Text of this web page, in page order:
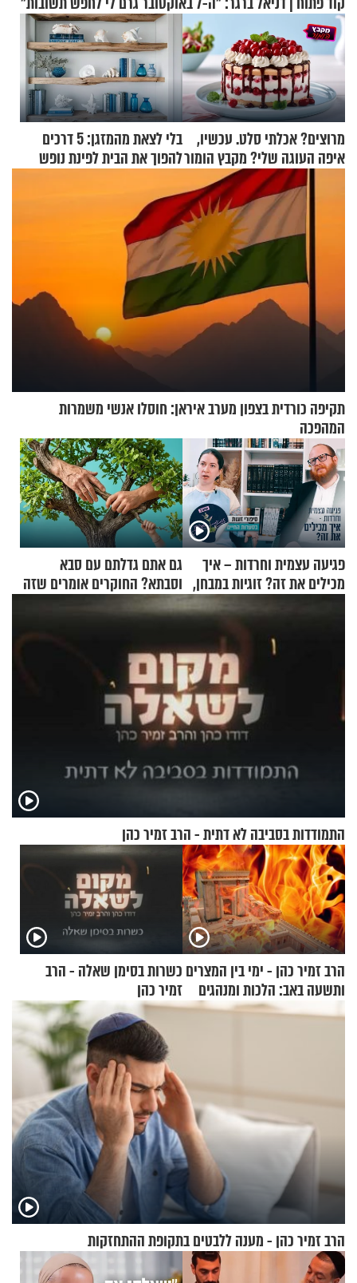
מרוצים? אכלתי סלט. עכשיו,
איפה העוגה שלי? מקבץ הומור
כייפי מספר 1
בלי לצאת מהמזגן: 5 דרכים
להפוך את הבית לפינת נופש
תקיפה כורדית בצפון מערב איראן: חוסלו אנשי משמרות
המהפכה
פגיעה עצמית וחרדות – איך
מכילים את זה? זוגיות במבחן,
הפעם עם יהודית ואלתר כהן
גם אתם גדלתם עם סבא
וסבתא? החוקרים אומרים שזה
מתכון מנצח
התמודדות בסביבה לא דתית - הרב זמיר כהן
הרב זמיר כהן - ימי בין המצרים
ותשעה באב: הלכות ומנהגים
כשרות בסימן שאלה - הרב
זמיר כהן
הרב זמיר כהן - מענה ללבטים בתקופת ההתחזקות